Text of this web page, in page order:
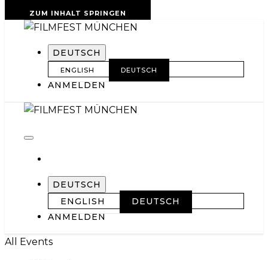
ZUM INHALT SPRINGEN
DEUTSCH
ENGLISH DEUTSCH
ANMELDEN
DEUTSCH
ENGLISH
DEUTSCH
ANMELDEN
All Events